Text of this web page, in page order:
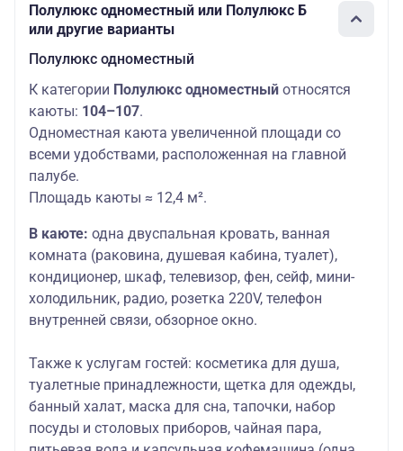
Полулюкс одноместный или Полулюкс Б
или другие варианты
Полулюкс одноместный
К категории Полулюкс одноместный относятся
каюты: 104–107.
Одноместная каюта увеличенной площади со
всеми удобствами, расположенная на главной
палубе.
Площадь каюты ≈ 12,4 м².
В каюте: одна двуспальная кровать, ванная
комната (раковина, душевая кабина, туалет),
кондиционер, шкаф, телевизор, фен, сейф, мини-
холодильник, радио, розетка 220V, телефон
внутренней связи, обзорное окно.
Также к услугам гостей: косметика для душа,
туалетные принадлежности, щетка для одежды,
банный халат, маска для сна, тапочки, набор
посуды и столовых приборов, чайная пара,